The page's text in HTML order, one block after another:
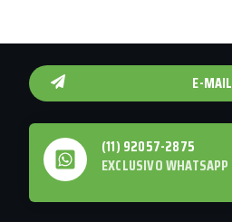
E-MAIL
(11) 92057-2875
EXCLUSIVO WHATSAPP